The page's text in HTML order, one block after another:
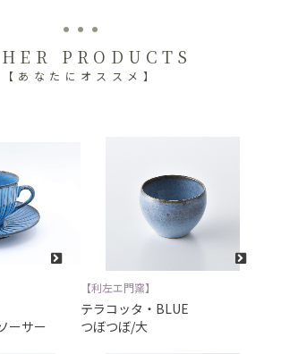
PRODUCTS
【あなたにオススメ】
ーサー
【利左エ門窯】
テラコッタ・BLUE
つぼつぼ/大